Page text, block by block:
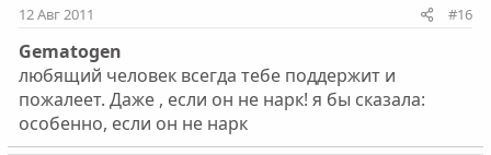
12 Авг 2011 #16
Gematogen
любящий человек всегда тебе поддержит и
пожалеет. Даже , если он не нарк! я бы сказала:
особенно, если он не нарк